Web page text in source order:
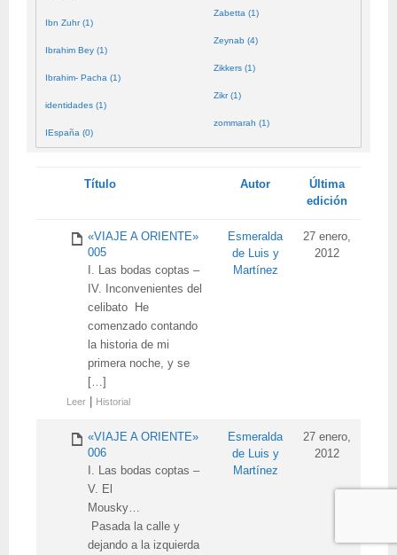
Ibn Zuhr (1)
Ibrahim Bey (1)
Ibrahim- Pacha (1)
identidades (1)
IEspaña (0)
Zabetta (1)
Zeynab (4)
Zikkers (1)
Zikr (1)
zommarah (1)
Título Autor
Última
edición
«VIAJE A ORIENTE»
005
I. Las bodas coptas –
IV. Inconvenientes del
celibato He
comenzado contando
la historia de mi
primera noche, y se
[…]
Leer Historial
Esmeralda
de Luis y
Martínez
27 enero,
2012
«VIAJE A ORIENTE»
006
I. Las bodas coptas –
V. El
Mousky…
Pasada la calle y
dejando a la izquierda
Esmeralda
de Luis y
Martínez
27 enero,
2012